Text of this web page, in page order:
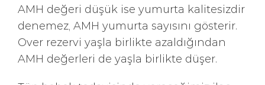
AMH değeri düşük ise yumurta kalitesizdir
denemez, AMH yumurta sayısını gösterir.
Over rezervi yaşla birlikte azaldığından
AMH değerleri de yaşla birlikte düşer.